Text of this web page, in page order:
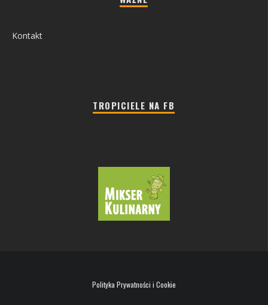
Kontakt
TROPICIELE NA FB
Polityka Prywatności i Cookie